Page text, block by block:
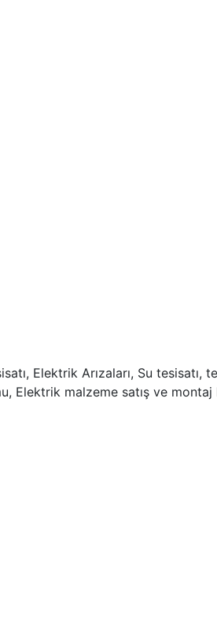
Elektrik Arızaları, Su tesisatı,
Elektrik malzeme satış ve